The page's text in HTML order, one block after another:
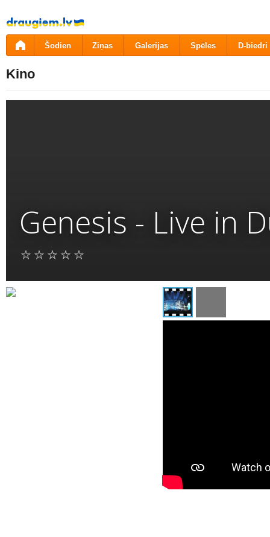
Pāriet
uz
saturu
Šodien Ziņas Galerijas Spēles D-biedri
Kino
Genesis - Live in